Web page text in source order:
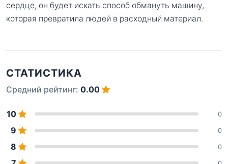
сердце, он будет искать способ обмануть машину,
которая превратила людей в расходный материал.
СТАТИСТИКА
Средний рейтинг: 0.00
10 0
9 0
8 0